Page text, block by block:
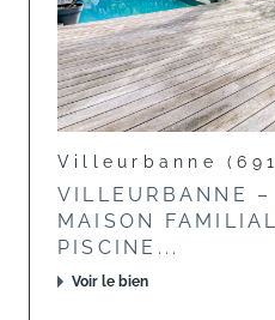
Villeurbanne
VILLEURBANNE –
MAISON
PISCINE...
Voir le bien